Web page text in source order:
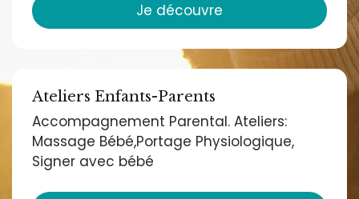
Je découvre
Ateliers Enfants-Parents
Accompagnement Parental. Ateliers:
Massage Bébé,Portage Physiologique,
Signer avec bébé